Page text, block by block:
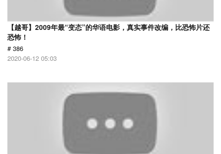
【越哥】2009年最“变态”的华语电影，真实事件改编，比恐怖片还
恐怖！
# 386
2020-06-12 05:03